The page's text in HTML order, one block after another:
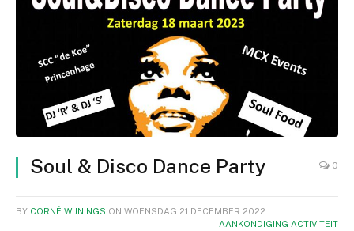
Soul & Disco Dance Party 0
BY CORNÉ WIJNINGS ON WOENSDAG 21 DECEMBER 2022
AANKONDIGING ACTIVITEIT